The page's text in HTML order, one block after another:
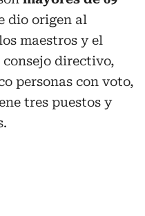
dio origen al
maestros y el
consejo directivo,
personas con voto,
tres puestos y